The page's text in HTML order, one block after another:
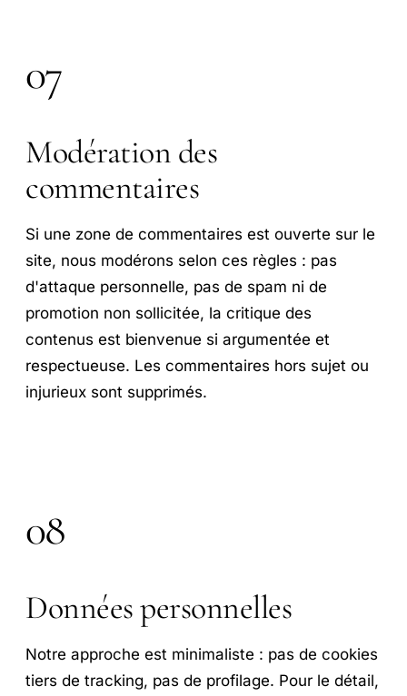
07
Modération des
commentaires
Si une zone de commentaires est ouverte sur le
site, nous modérons selon ces règles : pas
d'attaque personnelle, pas de spam ni de
promotion non sollicitée, la critique des
contenus est bienvenue si argumentée et
respectueuse. Les commentaires hors sujet ou
injurieux sont supprimés.
08
Données personnelles
Notre approche est minimaliste : pas de cookies
tiers de tracking, pas de profilage. Pour le détail,